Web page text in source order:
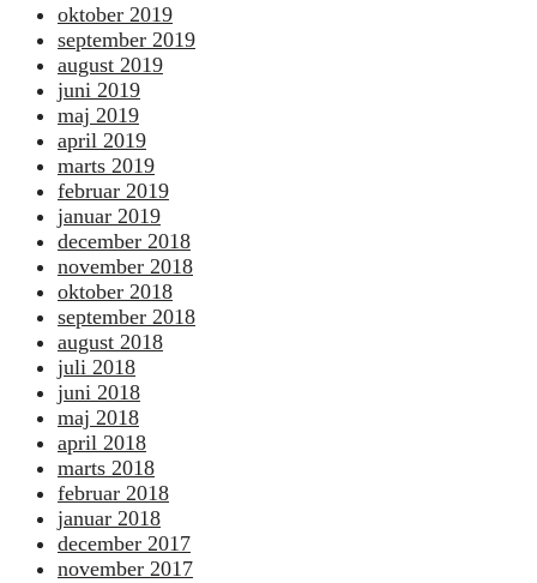
oktober 2019
september 2019
august 2019
juni 2019
maj 2019
april 2019
marts 2019
februar 2019
januar 2019
december 2018
november 2018
oktober 2018
september 2018
august 2018
juli 2018
juni 2018
maj 2018
april 2018
marts 2018
februar 2018
januar 2018
december 2017
november 2017